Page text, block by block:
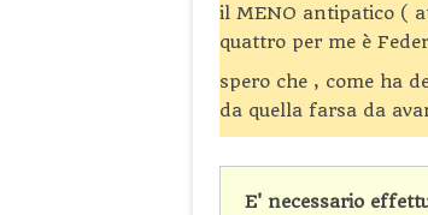
il MENO antipatico (
quattro per me è
spero che , come ha
da quella farsa da
E' necessario